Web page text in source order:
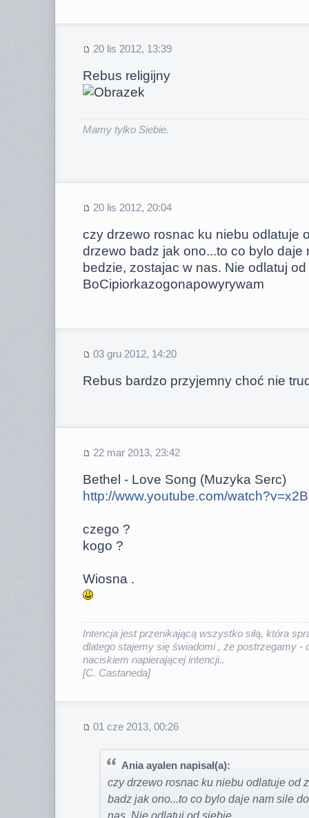
20 lis 2012, 13:39
Rebus religijny
Mamy tylko Siebie.
20 lis 2012, 20:04
czy drzewo rosnac ku niebu odlatuje
drzewo badz jak ono...to co bylo daje
bedzie, zostajac w nas. Nie odlatuj
BoCipiorkazogonapowyrywam
03 gru 2012, 14:20
Rebus bardzo przyjemny choć nie
22 mar 2013, 23:42
Bethel - Love Song (Muzyka Serc)
http://www.youtube.com/
czego ?
kogo ?
Wiosna .
Intencja jest przenikającą wszystko siłą, która
dlatego stajemy się świadomi , że postrzegamy -
naciskiem napierającej intencji..
[C. Castaneda]
01 cze 2013, 00:26
Ania ayalen napisał(a):
czy drzewo rosnac ku niebu odlatuje od
badz jak ono...to co bylo daje nam sile
nas. Nie odlatuj od siebie.